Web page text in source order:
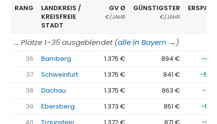
RANG
LANDKREIS /
KREISFREIE
STADT
GV Ø
€/JAHR
GÜNSTIGSTER
€/JAHR
… Plätze 1–35 ausgeblendet (alle in Bayern → )
36 Bamberg 1.375 € 894 €
37
Schweinfurt 1.375 € 841 €
38
Dachau 1.375 € 863 €
39
Ebersberg 1.373 € 851 €